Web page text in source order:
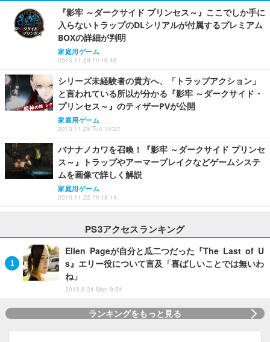
『影牢 ～ダークサイド プリンセス～』ここでしか手に
入らないトラップのDLシリアルが付属するプレミアム
BOXの詳細が判明
家庭用ゲーム
2013.11.29 Fri 16:46
シリーズ未経験者の貴方へ、「トラップアクション」
と言われている所以が分かる『影牢 ～ダークサイド・
プリンセス～』のティザーPVが公開
家庭用ゲーム
2013.11.26 Tue 15:27
バナナノカワを召喚！『影牢 ～ダークサイド プリンセ
ス～』トラップやアーマーブレイクなどゲームシステ
ムを画像で詳しく解説
家庭用ゲーム
2013.11.22 Fri 18:14
PS3アクセスランキング
Ellen Pageが自分と瓜二つだった『The Last of U
s』エリー役について言及「喜ばしいことでは無いわ
ね」
2013.6.24 Mon 9:54
ランキングをもっと見る